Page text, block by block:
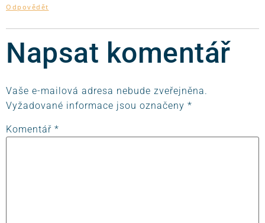
Odpovědět
Napsat komentář
Vaše e-mailová adresa nebude zveřejněna.
Vyžadované informace jsou označeny *
Komentář *